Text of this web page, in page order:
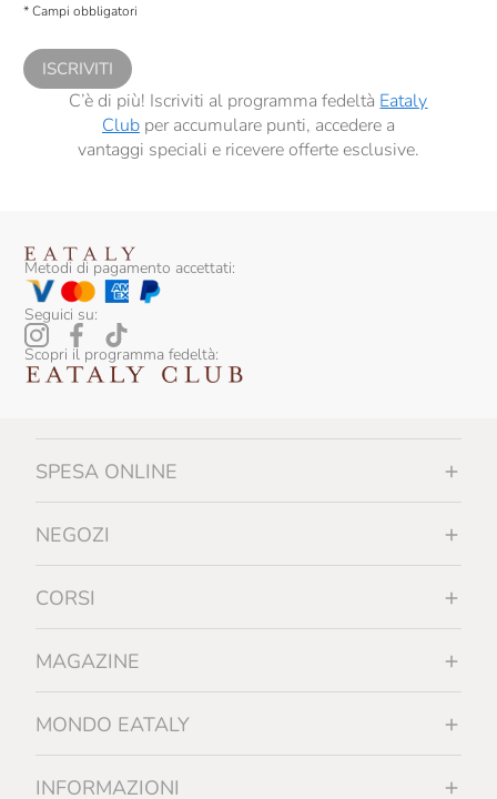
comunicazioni commerciali personalizzate, in caso di consenso prestato ai
* Campi obbligatori
ISCRIVITI
C’è di più! Iscriviti al programma fedeltà Eataly
Clubper accumulare punti, accedere a
vantaggi speciali e ricevere offerte esclusive.
Metodi di pagamento accettati:
Seguici su:
Scopri il programma fedeltà:
SPESA ONLINE
NEGOZI
CORSI
MAGAZINE
MONDO EATALY
INFORMAZIONI